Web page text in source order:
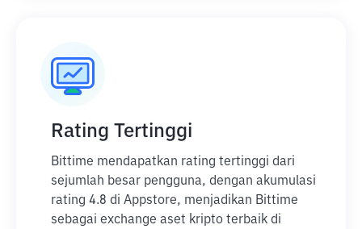
Rating Tertinggi
Bittime mendapatkan rating tertinggi dari
sejumlah besar pengguna, dengan akumulasi
rating 4.8 di Appstore, menjadikan Bittime
sebagai exchange aset kripto terbaik di